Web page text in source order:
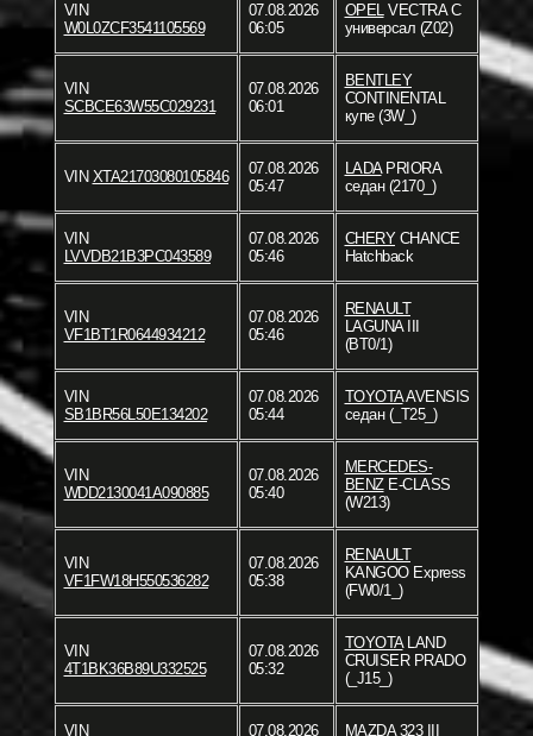
VIN
W0L0ZCF3541105569
07.08.2026
06:05
OPELVECTRA C
универсал (Z02)
VIN
SCBCE63W55C029231
07.08.2026
06:01
BENTLEY
CONTINENTAL
купе (3W_)
VIN XTA21703080105846
07.08.2026
05:47
LADAPRIORA
седан (2170_)
VIN
LVVDB21B3PC043589
07.08.2026
05:46
CHERYCHANCE
Hatchback
VIN
VF1BT1R0644934212
07.08.2026
05:46
RENAULT
LAGUNA III
(BT0/1)
VIN
SB1BR56L50E134202
07.08.2026
05:44
TOYOTAAVENSIS
седан (_T25_)
VIN
WDD2130041A090885
07.08.2026
05:40
MERCEDES-
BENZE-CLASS
(W213)
VIN
VF1FW18H550536282
07.08.2026
05:38
RENAULT
KANGOO Express
(FW0/1_)
VIN
4T1BK36B89U332525
07.08.2026
05:32
TOYOTALAND
CRUISER PRADO
(_J15_)
VIN 07.08.2026 MAZDA323 III